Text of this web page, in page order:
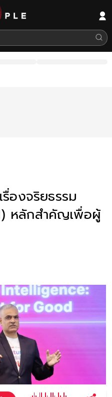
องจริยธรรม
หลักสำคัญเพื่อผู้